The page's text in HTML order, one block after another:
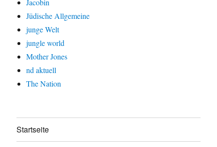
Jacobin
Jüdische Allgemeine
junge Welt
jungle world
Mother Jones
nd aktuell
The Nation
Startseite